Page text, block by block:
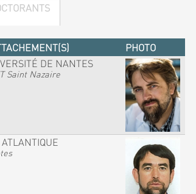
PHOTO
DE NANTES
Saint Nazaire